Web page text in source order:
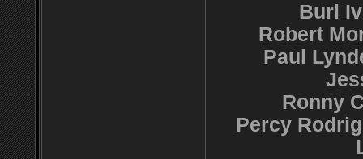
Burl
Robert
Paul
Ronny
Percy